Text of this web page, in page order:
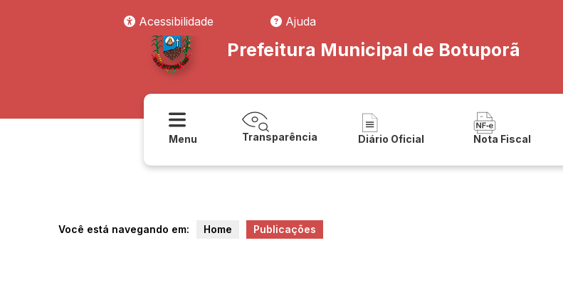
Acessibilidade
Ajuda
Prefeitura Municipal de Botuporã
Menu Transparência Diário Oficial Nota Fiscal
Você está navegando em: Home Publicações